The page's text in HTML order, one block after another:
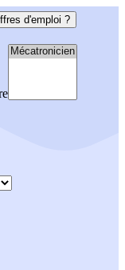
d'emploi ?